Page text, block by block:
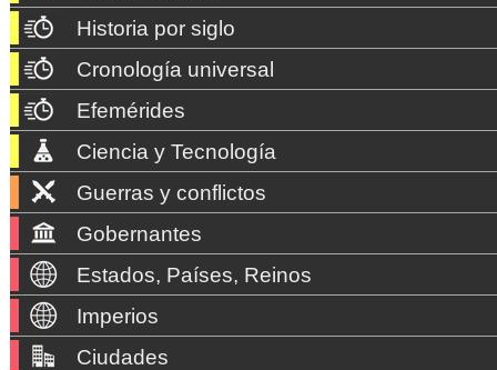
Historia por siglo
Cronología universal
Efemérides
Ciencia y Tecnología
Guerras y conflictos
Gobernantes
Estados, Países, Reinos
Imperios
Ciudades